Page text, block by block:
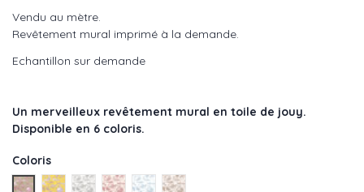
Vendu au mètre.
Revêtement mural imprimé à la demande.
Echantillon sur demande
Un merveilleux revêtement mural en toile de jouy.
Disponible en 6 coloris.
Coloris
Rose - Réf : PP2427008
Jaune - Réf : PP2427009
Gris - Réf : PP2427007
Corail - Réf : PP2427002
Bleu - Réf : PP2427001
Bois - Réf : PP2427005